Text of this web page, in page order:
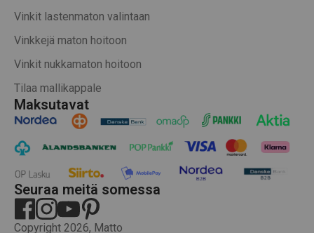
Maksutavat
Seuraa meitä somessa
Copyright 2026, Matto
Vinkit lastenmaton valintaan
Vinkkejä maton hoitoon
Vinkit nukkamaton hoitoon
Tilaa mallikappale